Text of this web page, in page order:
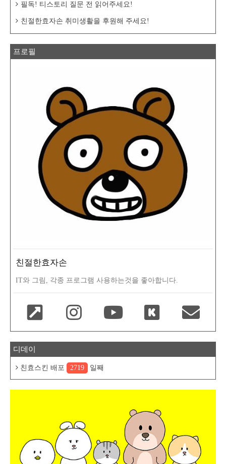
필독! 티스토리 질문 전 읽어주세요!
친절한효자손 취미생활을 후원해 주세요!
프로필
친절한효자손
IT와 그림, 각종 프로그램 사용하는것을 좋아합니다.
디데이
친효스킨 배포 2719 일째